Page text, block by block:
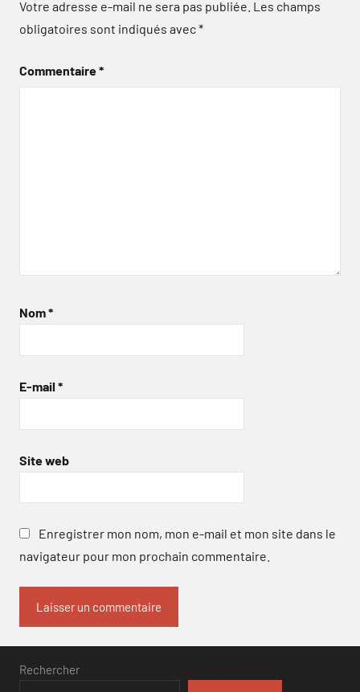
Votre adresse e-mail ne sera pas publiée. Les champs
obligatoires sont indiqués avec*
Commentaire*
Nom*
E-mail *
Site web
Enregistrer mon nom, mon e-mail et mon site dans le
navigateur pour mon prochain commentaire.
Rechercher